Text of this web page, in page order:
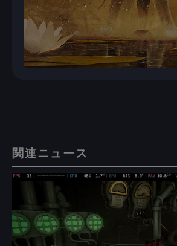
関連ニュース